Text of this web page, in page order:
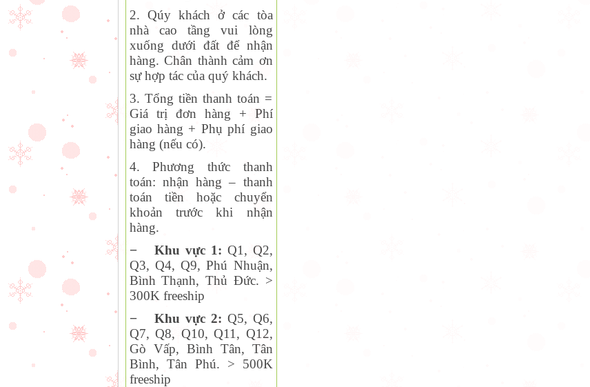
2. Qúy khách ở các tòa
nhà cao tầng vui lòng
xuống dưới đất để nhận
hàng. Chân thành cảm ơn
sự hợp tác của quý khách.
3. Tổng tiền thanh toán =
Giá trị đơn hàng + Phí
giao hàng + Phụ phí giao
hàng (nếu có).
4. Phương thức thanh
toán: nhận hàng – thanh
toán tiền hoặc chuyển
khoản trước khi nhận
hàng.
−
Khu vực 1: Q1, Q2,
Q3, Q4, Q9, Phú Nhuận,
Bình Thạnh, Thủ Đức. >
300K freeship
−
Khu vực 2: Q5, Q6,
Q7, Q8, Q10, Q11, Q12,
Gò Vấp, Bình Tân, Tân
Bình, Tân Phú. > 500K
freeship